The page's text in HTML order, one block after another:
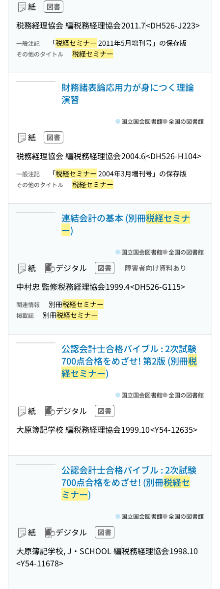
紙 図書
税務経理協会 編税務経理協会2011.7<DH526-J223>
一般注記 「税経セミナー 2011年5月増刊号」の保存版
その他のタイトル 税経セミナー
財務諸表論応用力が身につく理論
演習
紙 図書
税務経理協会 編税務経理協会2004.6<DH526-H104>
国立国会図書館 全国の図書館
一般注記 「税経セミナー 2004年3月増刊号」の保存版
その他のタイトル 税経セミナー
連結会計の基本 (別冊税経セミナ
ー)
紙 デジタル 図書 障害者向け資料あり
中村忠 監修税務経理協会1999.4<DH526-G115>
国立国会図書館 全国の図書館
関連情報 別冊税経セミナー
掲載誌 別冊税経セミナー
公認会計士合格バイブル : 2次試験
700点合格をめざせ! 第2版 (別冊税
経セミナー)
紙 デジタル 図書
大原簿記学校 編税務経理協会1999.10<Y54-12635>
国立国会図書館 全国の図書館
公認会計士合格バイブル : 2次試験
700点合格をめざせ! (別冊税経セ
ミナー)
紙 デジタル 図書
大原簿記学校, J・SCHOOL 編税務経理協会1998.10
<Y54-11678>
国立国会図書館 全国の図書館